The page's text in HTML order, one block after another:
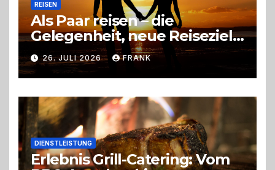
REISEN
Als Paar reisen – die
Gelegenheit, neue Reiseziele
zu entdecken
26. JULI 2026 FRANK
DIENSTLEISTUNG
Erlebnis Grill-Catering: Vom